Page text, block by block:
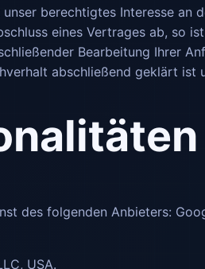
berechtigtes Interesse an
eines Vertrages ab, so
Bearbeitung Ihrer
abschließend geklärt ist
des folgenden Anbieters:
USA.